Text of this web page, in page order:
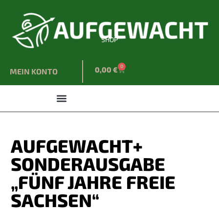
SHOP
MEIN KONTO 0,00 € 0
AUFGEWACHT+
SONDERAUSGABE
„FÜNF JAHRE FREIE
SACHSEN“